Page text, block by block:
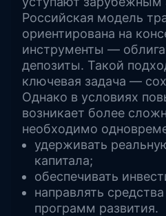
Российская модель
ориентирована на
инструменты —
депозиты. Такой
ключевая задача —
Однако в условиях
возникает более
необходимо
удерживать
капитала;
обеспечивать
направлять
программ развития.